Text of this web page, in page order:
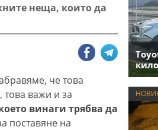
неща, които да
че това
това важи и за
винаги трябва да
поставяне на